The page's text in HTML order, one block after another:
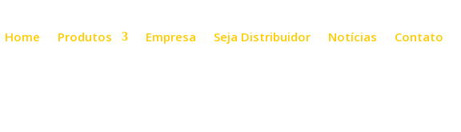
Home Produtos Empresa Seja Distribuidor Notícias Contato